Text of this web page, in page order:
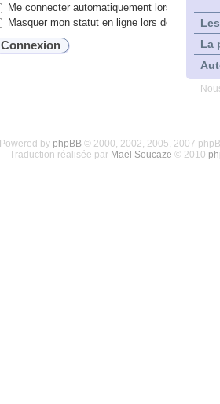
La
Me connecter automatiquement lors de
Masquer mon statut en ligne lors de cette
Powered by phpBB© 2000, 2002, 2005, 2007
Traduction réalisée par Maël Soucaze © 2010